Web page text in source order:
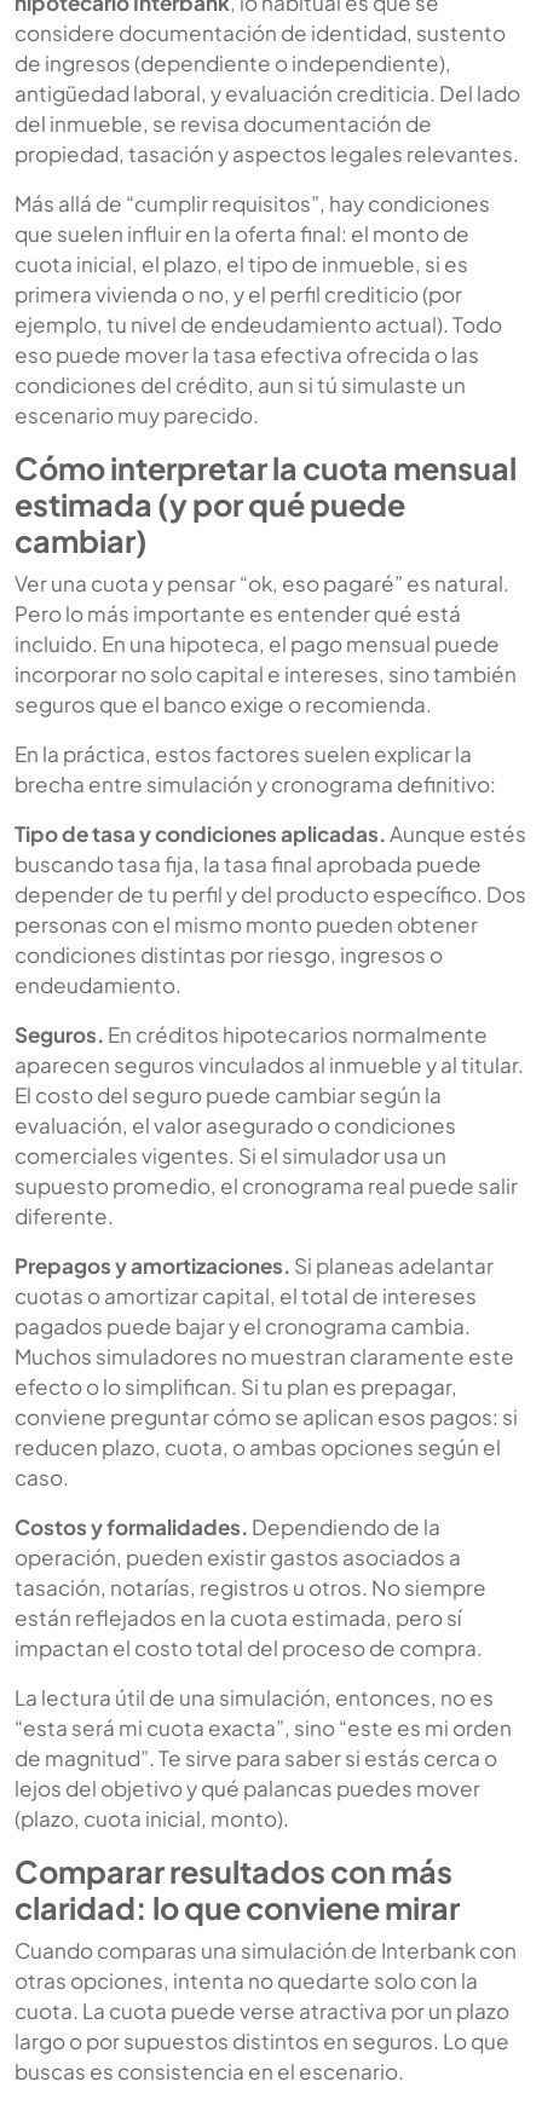
considere documentación de identidad, sustento
de ingresos (dependiente o independiente),
antigüedad laboral, y evaluación crediticia. Del lado
del inmueble, se revisa documentación de
propiedad, tasación y aspectos legales relevantes.
Más allá de “cumplir requisitos”, hay condiciones
que suelen influir en la oferta final: el monto de
cuota inicial, el plazo, el tipo de inmueble, si es
primera vivienda o no, y el perfil crediticio (por
ejemplo, tu nivel de endeudamiento actual). Todo
eso puede mover la tasa efectiva ofrecida o las
condiciones del crédito, aun si tú simulaste un
escenario muy parecido.
Cómo interpretar la cuota mensual
estimada (y por qué puede
cambiar)
Ver una cuota y pensar “ok, eso pagaré” es natural.
Pero lo más importante es entender qué está
incluido. En una hipoteca, el pago mensual puede
incorporar no solo capital e intereses, sino también
seguros que el banco exige o recomienda.
En la práctica, estos factores suelen explicar la
brecha entre simulación y cronograma definitivo:
Tipo de tasa y condiciones aplicadas.Aunque estés
buscando tasa fija, la tasa final aprobada puede
depender de tu perfil y del producto específico. Dos
personas con el mismo monto pueden obtener
condiciones distintas por riesgo, ingresos o
endeudamiento.
Seguros. En créditos hipotecarios normalmente
aparecen seguros vinculados al inmueble y al titular.
El costo del seguro puede cambiar según la
evaluación, el valor asegurado o condiciones
comerciales vigentes. Si el simulador usa un
supuesto promedio, el cronograma real puede salir
diferente.
Prepagos y amortizaciones. Si planeas adelantar
cuotas o amortizar capital, el total de intereses
pagados puede bajar y el cronograma cambia.
Muchos simuladores no muestran claramente este
efecto o lo simplifican. Si tu plan es prepagar,
conviene preguntar cómo se aplican esos pagos: si
reducen plazo, cuota, o ambas opciones según el
caso.
Costos y formalidades. Dependiendo de la
operación, pueden existir gastos asociados a
tasación, notarías, registros u otros. No siempre
están reflejados en la cuota estimada, pero sí
impactan el costo total del proceso de compra.
La lectura útil de una simulación, entonces, no es
“esta será mi cuota exacta”, sino “este es mi orden
de magnitud”. Te sirve para saber si estás cerca o
lejos del objetivo y qué palancas puedes mover
(plazo, cuota inicial, monto).
Comparar resultados con más
claridad: lo que conviene mirar
Cuando comparas una simulación de Interbank con
otras opciones, intenta no quedarte solo con la
cuota. La cuota puede verse atractiva por un plazo
largo o por supuestos distintos en seguros. Lo que
buscas es consistencia en el escenario.